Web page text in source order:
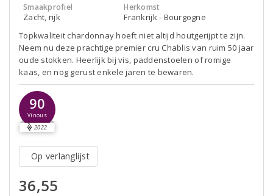
Smaakprofiel
Zacht, rijk
Herkomst
Frankrijk - Bourgogne
Topkwaliteit chardonnay hoeft niet altijd houtgerijpt te zijn.
Neem nu deze prachtige premier cru Chablis van ruim 50 jaar
oude stokken. Heerlijk bij vis, paddenstoelen of romige
kaas, en nog gerust enkele jaren te bewaren.
90
Vinous
2022
Op verlanglijst
36,55